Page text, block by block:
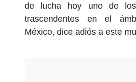
de lucha hoy uno de
trascendentes en el
México, dice adiós a este